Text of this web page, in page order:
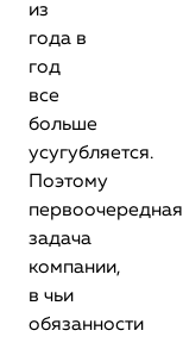
из
года в
год
все
больше
усугубляется.
Поэтому
первоочередная
задача
компании,
в чьи
обязанности